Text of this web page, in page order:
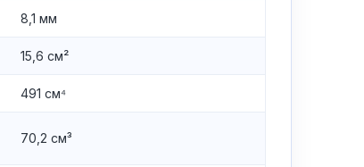
8,1 мм
15,6 см²
491 см⁴
70,2 см³